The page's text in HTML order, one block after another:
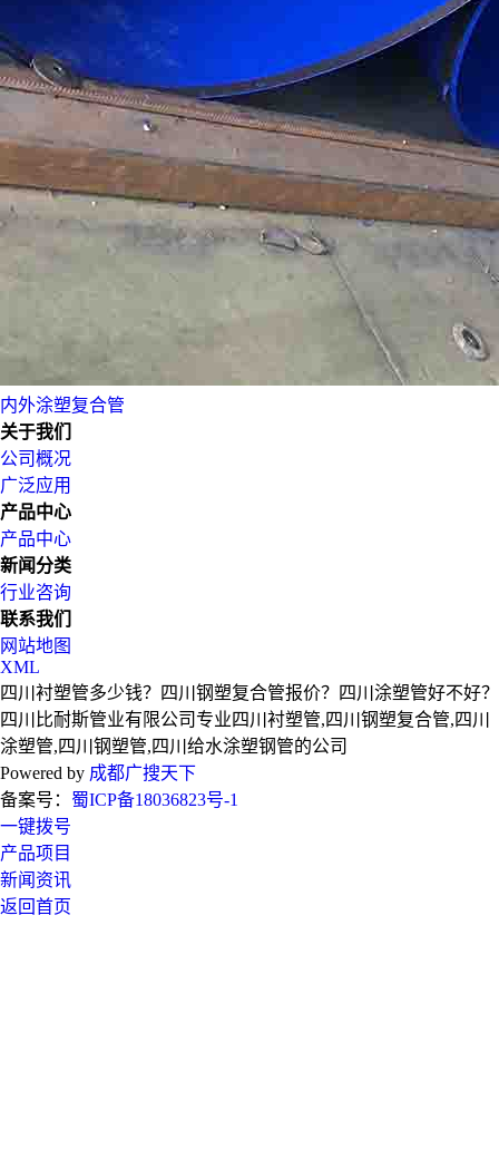
内外涂塑复合管
关于我们
公司概况
广泛应用
产品中心
产品中心
新闻分类
行业咨询
联系我们
网站地图
XML
四川衬塑管多少钱？四川钢塑复合管报价？四川涂塑管好不好？
四川比耐斯管业有限公司专业四川衬塑管,四川钢塑复合管,四川
涂塑管,四川钢塑管,四川给水涂塑钢管的公司
Powered by 成都广搜天下
备案号： 蜀ICP备18036823号-1
一键拨号
产品项目
新闻资讯
返回首页